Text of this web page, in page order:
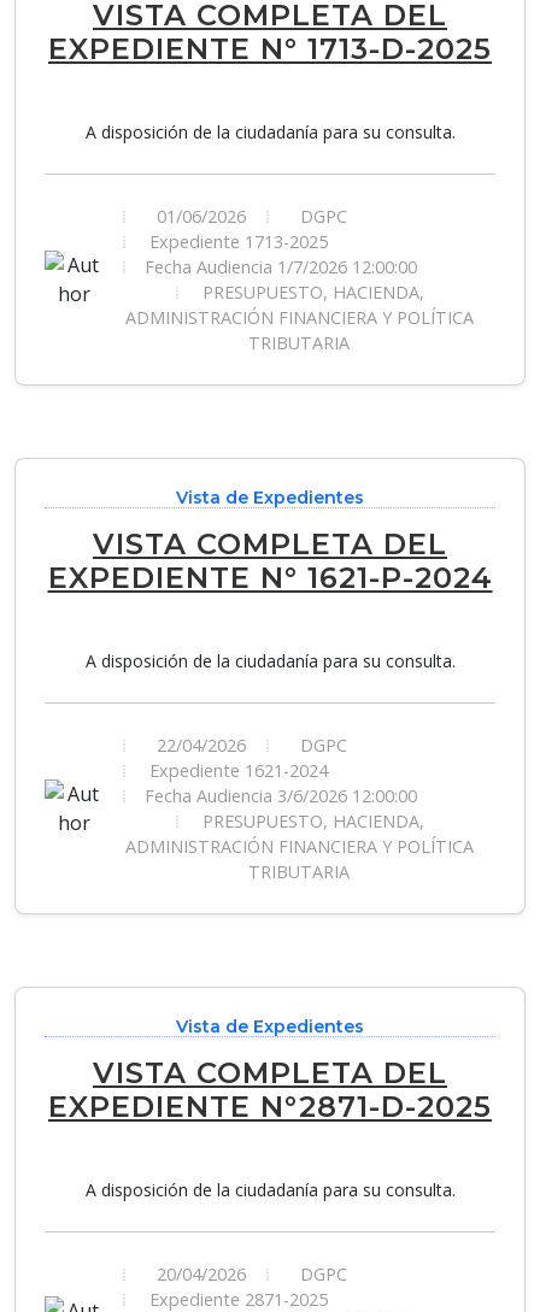
VISTA COMPLETA DEL
EXPEDIENTE N° 1713-D-2025
A disposición de la ciudadanía para su consulta.
01/06/2026
DGPC
Expediente 1713-2025
Fecha Audiencia 1/7/2026 12:00:00
PRESUPUESTO, HACIENDA,
ADMINISTRACIÓN FINANCIERA Y POLÍTICA
TRIBUTARIA
Vista de Expedientes
VISTA COMPLETA DEL
EXPEDIENTE N° 1621-P-2024
A disposición de la ciudadanía para su consulta.
22/04/2026
DGPC
Expediente 1621-2024
Fecha Audiencia 3/6/2026 12:00:00
PRESUPUESTO, HACIENDA,
ADMINISTRACIÓN FINANCIERA Y POLÍTICA
TRIBUTARIA
Vista de Expedientes
VISTA COMPLETA DEL
EXPEDIENTE N°2871-D-2025
A disposición de la ciudadanía para su consulta.
20/04/2026
DGPC
Expediente 2871-2025